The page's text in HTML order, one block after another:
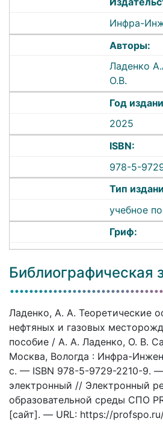
Инфра-
Авторы:
Ладенко
О.В.
Год
2025
ISBN:
978-5-
Тип
учебное
Гриф:
Библиографическая
Ладенко, А. А. Теоретические
нефтяных и газовых
пособие / А. А. Ладенко, О. В.
Москва, Вологда : Инфра-
c. — ISBN 978-5-9729-2210-9.
электронный // Электронный
образовательной среды СПО
[сайт]. — URL: https://